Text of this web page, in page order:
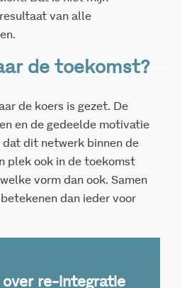
van alle
de toekomst?
de koers is gezet. De
en de gedeelde motivatie
dit netwerk binnen de
plek ook in de toekomst
vorm dan ook. Samen
dan ieder voor
over re-integratie